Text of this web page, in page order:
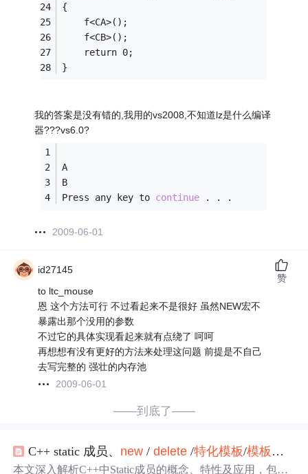
{
    f<CA>();
	f<CB>();
	return 0;
}
我的答案是没有错的,我用的vs2008,不知道lz是什么编译
器???vs6.0?
A
B
Press any key to continue . . .
2009-06-01
id27145
to ltc_mouse
恩 这个方法可行 不过看起来不是很好 虽然NEW宏不
暴露出那个没用的参数
不过它的具体实现看起来就有点绕了 呵呵
再想想有没有更好的方法来处理这问题 前提是不自己
去写完整的 强壮的内存池
2009-06-01
赞
——到底了——
C++ static 成员、 new /delete /特化模板/模板 分离
本文深入解析C++中Static成员的概念、特性及应用，包括